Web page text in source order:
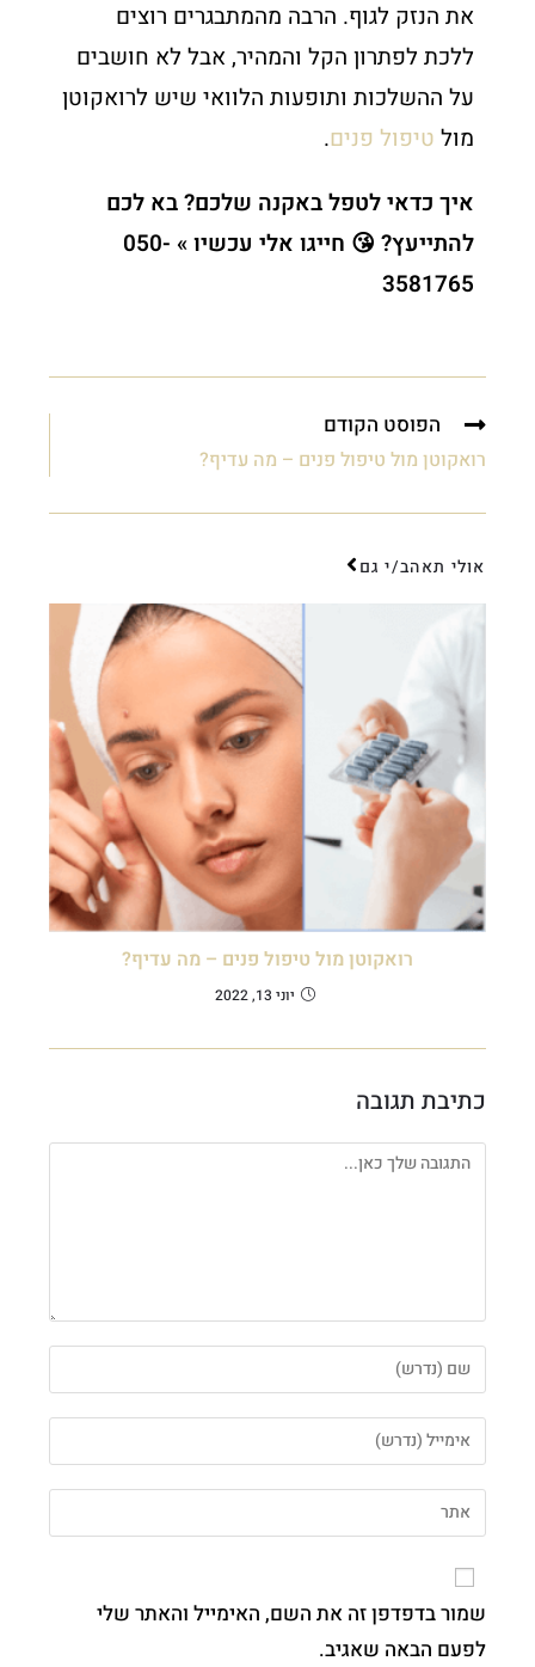
את הנזק לגוף. הרבה מהמתבגרים רוצים
ללכת לפתרון הקל והמהיר, אבל לא חושבים
על ההשלכות ותופעות הלוואי שיש לרואקוטן
מול טיפול פנים.
איך כדאי לטפל באקנה שלכם? בא לכם
להתייעץ? 😘 חייגו אלי עכשיו » 050-
3581765
הפוסט הקודם
רואקוטן מול טיפול פנים – מה עדיף?
אולי תאהב/י גם
רואקוטן מול טיפול פנים – מה עדיף?
יוני 13, 2022
כתיבת תגובה
שמור בדפדפן זה את השם, האימייל והאתר שלי
לפעם הבאה שאגיב.